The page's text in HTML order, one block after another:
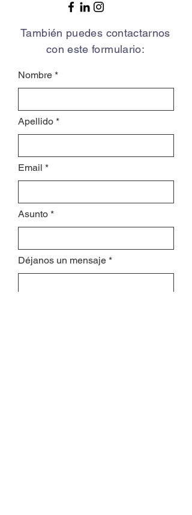
También puedes contactarnos
con este formulario:
Nombre
Apellido
Email
Asunto
Déjanos un mensaje